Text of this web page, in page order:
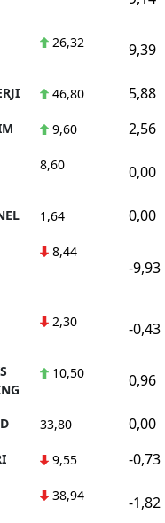
26,32 9,39
46,80 5,88
9,60 2,56
8,60 0,00
1,64 0,00
8,44
-9,93
2,30 -0,43
10,50 0,96
33,80 0,00
9,55 -0,73
38,94 -1,82